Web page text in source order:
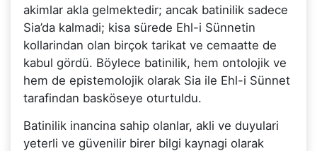
akimlar akla gelmektedir; ancak batinilik sadece
Sia’da kalmadi; kisa sürede Ehl-i Sünnetin
kollarindan olan birçok tarikat ve cemaatte de
kabul gördü. Böylece batinilik, hem ontolojik ve
hem de epistemolojik olarak Sia ile Ehl-i Sünnet
tarafindan basköseye oturtuldu.
Batinilik inancina sahip olanlar, akli ve duyulari
yeterli ve güvenilir birer bilgi kaynagi olarak